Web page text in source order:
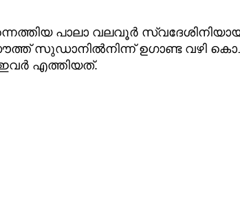
പാലാ വലവൂർ
സുഡാനിൽനിന്ന് ഉ​ഗാണ്ട വഴി
ഇവർ എത്തിയത്.